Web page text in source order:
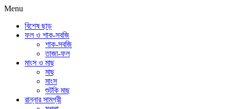
Menu
বিশেষ ছাড়
ফল ও শাক-সবজি
শাক-সবজি
তাজা-ফল
মাংস ও মাছ
মাছ
মাংস
শুটকি মাছ
রান্নার সামগ্রী